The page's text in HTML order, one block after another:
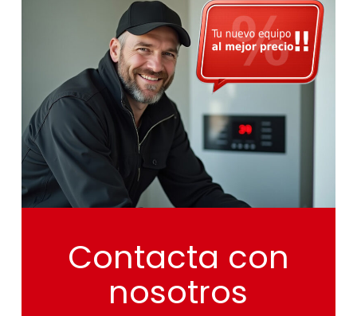
Contacta con
nosotros